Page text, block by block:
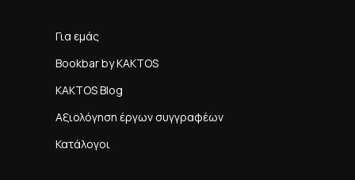
Για εμάς
Bookbar by KAKTOS
KAKTOS Blog
Αξιολόγηση έργων συγγραφέων
Κατάλογοι